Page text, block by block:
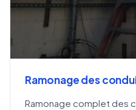
Ramonage des
Ramonage complet des